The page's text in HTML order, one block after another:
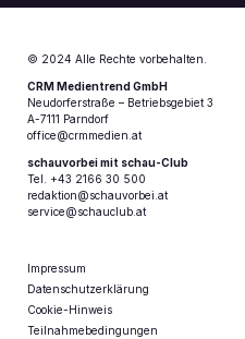
© 2024 Alle Rechte vorbehalten.
CRM Medientrend GmbH
Neudorferstraße – Betriebsgebiet 3
A-7111 Parndorf
office@crmmedien.at
schauvorbei mit schau-Club
Tel. +43 2166 30 500
redaktion@schauvorbei.at
service@schauclub.at
Impressum
Datenschutzerklärung
Cookie-Hinweis
Teilnahmebedingungen